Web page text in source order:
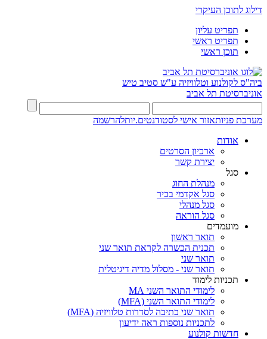
דילוג לתוכן העיקרי
תפריט עליון
תפריט ראשי
תוכן ראשי
ביה"ס לקולנוע וטלוויזיה ע"ש סטיב טיש
אוניברסיטת תל אביב
מערכת פניותאזור אישי לסטודנטים.יותלהרשמה
אודות
ארכיון הסרטים
יצירת קשר
סגל
מנהלת החוג
סגל אקדמי בכיר
סגל מנהלי
סגל הוראה
מועמדים
תואר ראשון
תכנית הכשרה לקראת תואר שני
תואר שני
תואר שני - מסלול מדיה דיגיטלית
תכניות לימוד
לימודי התואר השני MA
לימודי התואר השני (MFA)
תואר שני כתיבה לסדרות טלוויזיה (MFA)
לתכניות נוספות ראה ידיעון
חדשות קולנוע